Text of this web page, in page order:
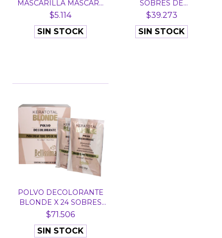
MASCARILLA MASCARA
KERATOTA...
$5.114
SIN STOCK
SOBRES DE
MASCARILL...
$39.273
SIN STOCK
POLVO DECOLORANTE
BLONDE X 24 SOBRES
DE...
$71.506
SIN STOCK